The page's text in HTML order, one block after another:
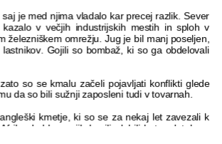
je med njima vladalo kar precej razlik. Sever
v   večjih   industrijskih   mestih   in   sploh   v
železniškem omrežju. Jug je bil manj poseljen,
Gojili so bombaž, ki so ga obdelovali
so se kmalu začeli pojavljati konflikti glede
da so bili sužnji zaposleni tudi v tovarnah.
kmetje, ki so se za nekaj let zavezali k
Lahko so jih kupili, dobili kot zadetek na